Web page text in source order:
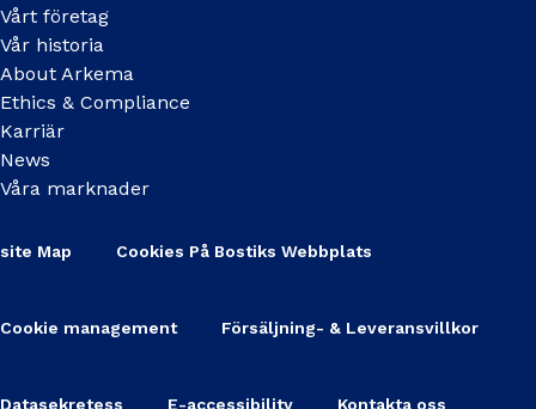
Vårt företag
Vår historia
About Arkema
Ethics & Compliance
Karriär
News
Våra marknader
site Map Cookies På Bostiks Webbplats
Cookie management Försäljning- & Leveransvillkor
Datasekretess E-accessibility Kontakta oss